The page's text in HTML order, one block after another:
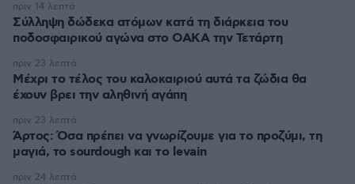
Σύλληψη δώδεκα ατόμων κατά τη διάρκεια του
ποδοσφαιρικού αγώνα στο ΟΑΚΑ την Τετάρτη
πριν 14 λεπτά
Μέχρι το τέλος του καλοκαιριού αυτά τα ζώδια θα
έχουν βρει την αληθινή αγάπη
πριν 23 λεπτά
Άρτος: Όσα πρέπει να γνωρίζουμε για το προζύμι, τη
μαγιά, το sourdough και το levain
πριν 23 λεπτά
πριν 24 λεπτά